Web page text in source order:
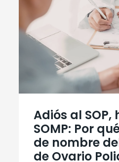
Adiós al SOP,
SOMP: Por
de nombre
de Ovario